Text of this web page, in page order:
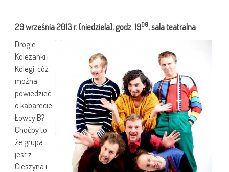
29 września2013 r.(niedziela), godz. 1900, sala teatralna
Drogie
Koleżanki i
Kolegi, cóż
można
powiedzieć
o kabarecie
Łowcy.B?
Choćby to,
że grupa
jest z
Cieszyna i